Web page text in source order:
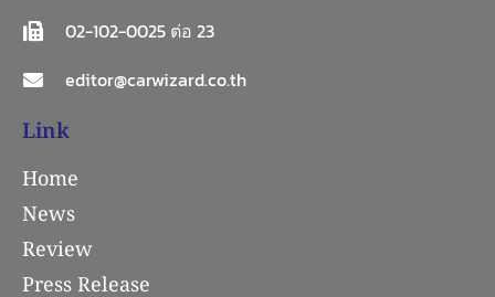
02-102-0025 ต่อ 23
editor@carwizard.co.th
Link
Home
News
Review
Press Release